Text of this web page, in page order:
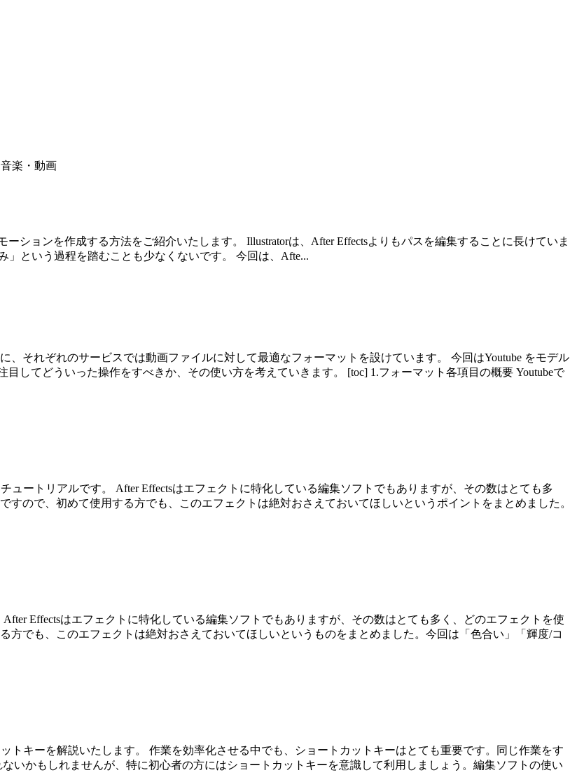
音楽・動画
ションを作成する方法をご紹介いたします。 Illustratorは、After Effectsよりもパスを編集することに長けていま
」という過程を踏むことも少なくないです。 今回は、Afte...
それぞれのサービスでは動画ファイルに対して最適なフォーマットを設けています。 今回はYoutube をモデル
してどういった操作をすべきか、その使い方を考えていきます。 [toc] 1.フォーマット各項目の概要 Youtubeで
ュートリアルです。 After Effectsはエフェクトに特化している編集ソフトでもありますが、その数はとても多
ので、初めて使用する方でも、このエフェクトは絶対おさえておいてほしいというポイントをまとめました。
Effectsはエフェクトに特化している編集ソフトでもありますが、その数はとても多く、どのエフェクトを使
方でも、このエフェクトは絶対おさえておいてほしいというものをまとめました。今回は「色合い」「輝度/コ
トキーを解説いたします。 作業を効率化させる中でも、ショートカットキーはとても重要です。同じ作業をす
いかもしれませんが、特に初心者の方にはショートカットキーを意識して利用しましょう。編集ソフトの使い